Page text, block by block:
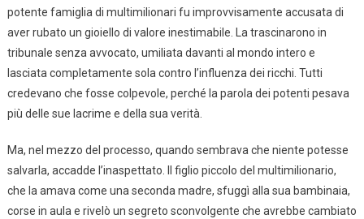
potente famiglia di multimilionari fu improvvisamente accusata di
aver rubato un gioiello di valore inestimabile. La trascinarono in
tribunale senza avvocato, umiliata davanti al mondo intero e
lasciata completamente sola contro l’influenza dei ricchi. Tutti
credevano che fosse colpevole, perché la parola dei potenti pesava
più delle sue lacrime e della sua verità.
Ma, nel mezzo del processo, quando sembrava che niente potesse
salvarla, accadde l’inaspettato. Il figlio piccolo del multimilionario,
che la amava come una seconda madre, sfuggì alla sua bambinaia,
corse in aula e rivelò un segreto sconvolgente che avrebbe cambiato